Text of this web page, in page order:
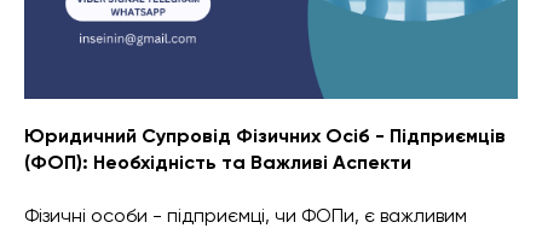
Юридичний Супровід Фізичних Осіб - Підприємців
(ФОП): Необхідність та Важливі Аспекти
Фізичні особи - підприємці, чи ФОПи, є важливим